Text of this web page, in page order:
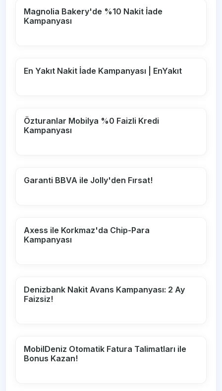
Magnolia Bakery'de %10 Nakit İade
Kampanyası
En Yakıt Nakit İade Kampanyası | EnYakıt
Özturanlar Mobilya %0 Faizli Kredi
Kampanyası
Garanti BBVA ile Jolly'den Fırsat!
Axess ile Korkmaz'da Chip-Para
Kampanyası
Denizbank Nakit Avans Kampanyası: 2 Ay
Faizsiz!
MobilDeniz Otomatik Fatura Talimatları ile
Bonus Kazan!